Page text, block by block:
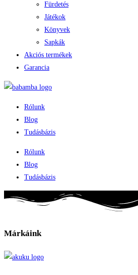
Fürdetés
Játékok
Könyvek
Sapkák
Akciós termékek
Garancia
Rólunk
Blog
Tudásbázis
Rólunk
Blog
Tudásbázis
Márkáink